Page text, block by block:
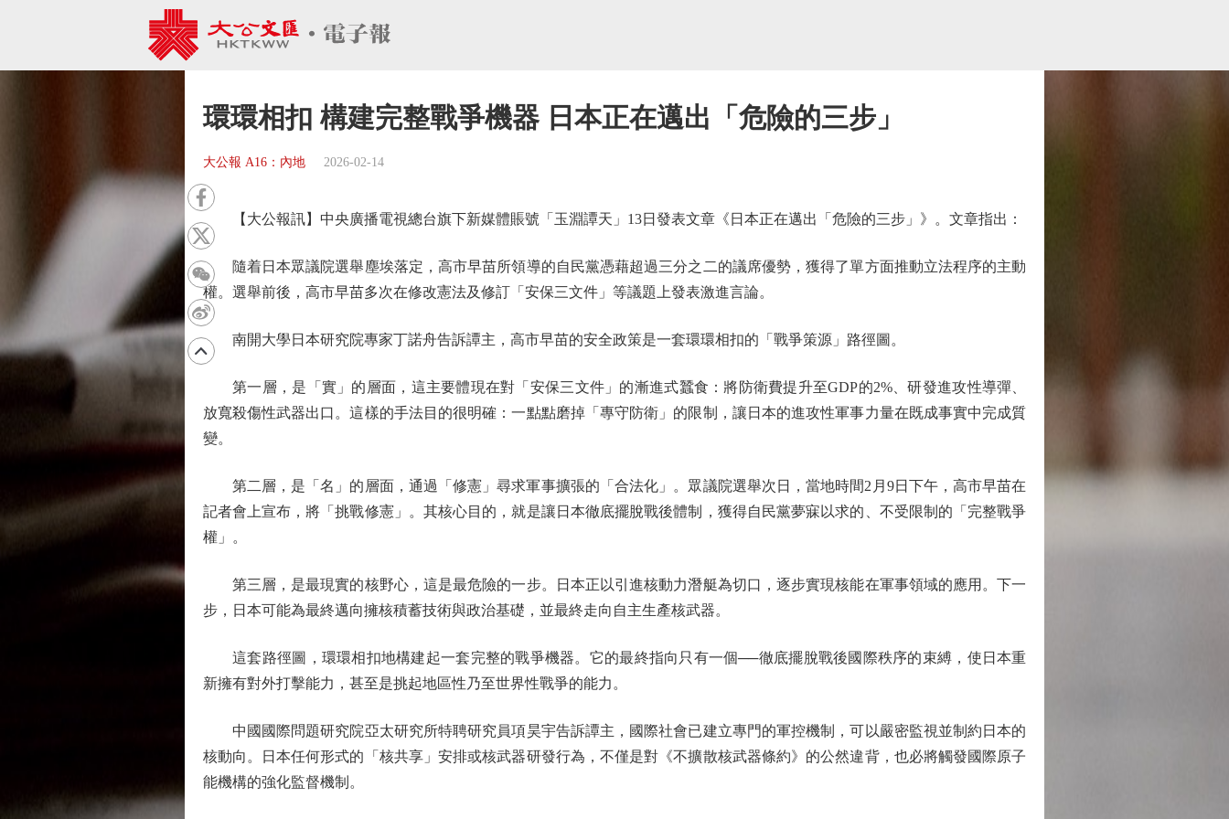
環環相扣 構建完整戰爭機器 日本正在邁出「危險的三步」
大公報 A16：內地 2026-02-14
【大公報訊】中央廣播電視總台旗下新媒體賬號「玉淵譚天」13日發表文章《日本正在邁出「危險的三步」》。文章指出：
隨着日本眾議院選舉塵埃落定，高市早苗所領導的自民黨憑藉超過三分之二的議席優勢，獲得了單方面推動立法程序的主動
權。選舉前後，高市早苗多次在修改憲法及修訂「安保三文件」等議題上發表激進言論。
南開大學日本研究院專家丁諾舟告訴譚主，高市早苗的安全政策是一套環環相扣的「戰爭策源」路徑圖。
第一層，是「實」的層面，這主要體現在對「安保三文件」的漸進式蠶食：將防衛費提升至GDP的2%、研發進攻性導彈、
放寬殺傷性武器出口。這樣的手法目的很明確：一點點磨掉「專守防衛」的限制，讓日本的進攻性軍事力量在既成事實中完成質
變。
第二層，是「名」的層面，通過「修憲」尋求軍事擴張的「合法化」。眾議院選舉次日，當地時間2月9日下午，高市早苗在
記者會上宣布，將「挑戰修憲」。其核心目的，就是讓日本徹底擺脫戰後體制，獲得自民黨夢寐以求的、不受限制的「完整戰爭
權」。
第三層，是最現實的核野心，這是最危險的一步。日本正以引進核動力潛艇為切口，逐步實現核能在軍事領域的應用。下一
步，日本可能為最終邁向擁核積蓄技術與政治基礎，並最終走向自主生產核武器。
這套路徑圖，環環相扣地構建起一套完整的戰爭機器。它的最終指向只有一個──徹底擺脫戰後國際秩序的束縛，使日本重
新擁有對外打擊能力，甚至是挑起地區性乃至世界性戰爭的能力。
中國國際問題研究院亞太研究所特聘研究員項昊宇告訴譚主，國際社會已建立專門的軍控機制，可以嚴密監視並制約日本的
核動向。日本任何形式的「核共享」安排或核武器研發行為，不僅是對《不擴散核武器條約》的公然違背，也必將觸發國際原子
能機構的強化監督機制。